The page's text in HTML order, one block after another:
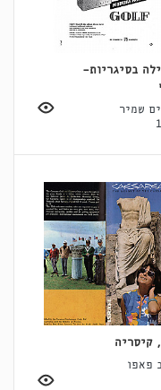
בסיגריות-
שמיר
קיסריה
פאפו